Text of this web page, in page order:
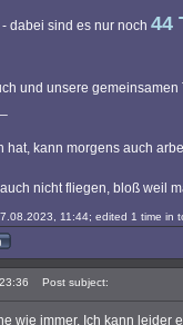
- dabei sind es nur noch 44
und unsere
hat, kann morgens auch
nicht fliegen, bloß weil
11:44; edited 1 time in
Post subject:
wie immer. Ich kann